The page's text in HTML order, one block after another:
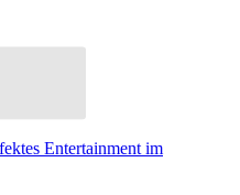
Entertainment im